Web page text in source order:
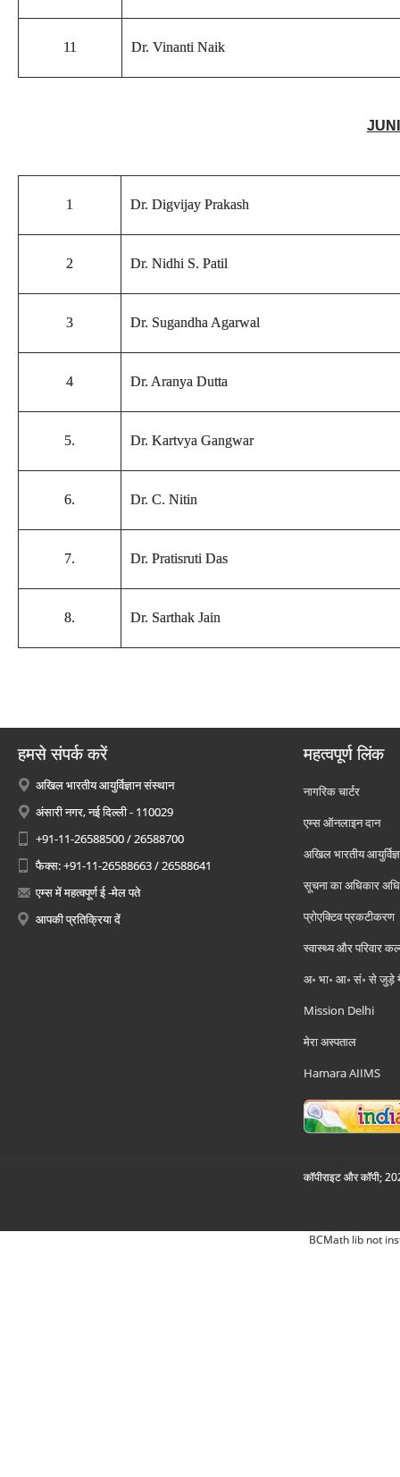
11 Dr. Vinanti Naik
1 Dr. Digvijay Prakash
2 Dr. Nidhi S. Patil
3 Dr. Sugandha Agarwal
4 Dr. Aranya Dutta
5. Dr. Kartvya Gangwar
6. Dr. C. Nitin
7. Dr. Pratisruti Das
8. Dr. Sarthak Jain
हमसे संपर्क करें
अखिल भारतीय आयुर्विज्ञान संस्थान
अंसारी नगर, नई दिल्ली - 110029
+91-11-26588500 / 26588700
फैक्स: +91-11-26588663 / 26588641
एम्स में महत्वपूर्ण ई -मेल पते
आपकी प्रतिक्रिया दें
महत्वपूर्ण लिंक
नागरिक चार्टर
एम्स ऑनलाइन दान
अखिल भारतीय
सूचना का अधिकार
प्रोएक्टिव प्रकटीकरण
स्वास्थ्य और परिवार
अ॰ भा॰ आ॰ सं॰ से जुड़े
Mission Delhi
मेरा अस्पताल
Hamara AIIMS
कॉपीराइट और कॉपी;
BCMath lib not